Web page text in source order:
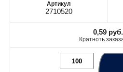
2710520
0,59 руб.
Кратноть